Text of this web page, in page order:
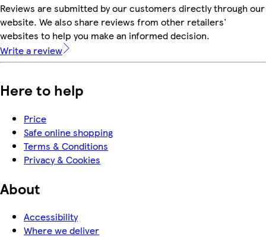
Reviews are submitted by our customers directly through our
website. We also share reviews from other retailers'
websites to help you make an informed decision.
Write a review
Here to help
Price
Safe online shopping
Terms & Conditions
Privacy & Cookies
About
Accessibility
Where we deliver